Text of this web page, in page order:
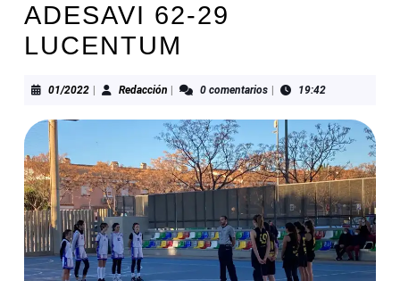
ADESAVI 62-29
LUCENTUM
01/202201/2022RedacciónRedacción0 comentarios 19:42